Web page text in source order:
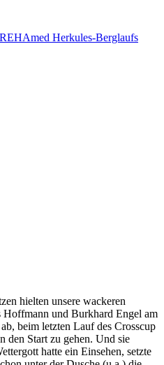
Herkules-Berglaufs
hielten unsere wackeren
und Burkhard Engel am
beim letzten Lauf des Crosscup
den Start zu gehen. Und sie
hatte ein Einsehen, setzte